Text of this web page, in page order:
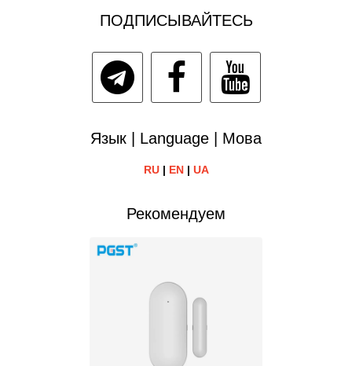
ПОДПИСЫВАЙТЕСЬ
Язык | Language | Мова
RU| EN| UA
Рекомендуем